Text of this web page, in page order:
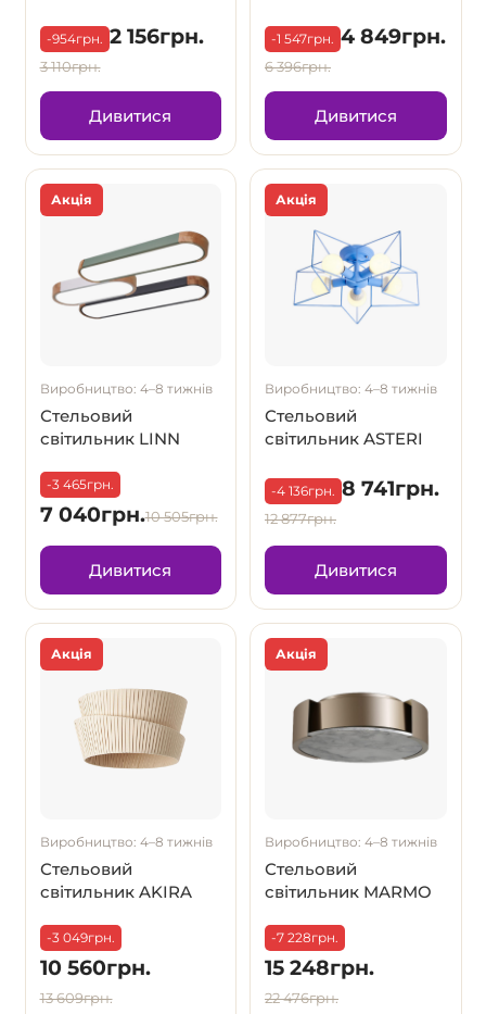
-954грн. 2 156грн.
3 110грн.
Дивитися
-1 547грн. 4 849грн.
6 396грн.
Дивитися
Акція
Виробництво: 4–8 тижнів
Стельовий
світильник LINN
-3 465грн.
7 040грн.10 505грн.
Дивитися
Акція
Виробництво: 4–8 тижнів
Стельовий
світильник ASTERI
-4 136грн. 8 741грн.
12 877грн.
Дивитися
Акція
Виробництво: 4–8 тижнів
Стельовий
світильник AKIRA
-3 049грн.
10 560грн.
13 609грн.
Акція
Виробництво: 4–8 тижнів
Стельовий
світильник MARMO
-7 228грн.
15 248грн.
22 476грн.